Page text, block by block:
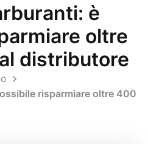
è
oltre
distributore
risparmiare oltre 400